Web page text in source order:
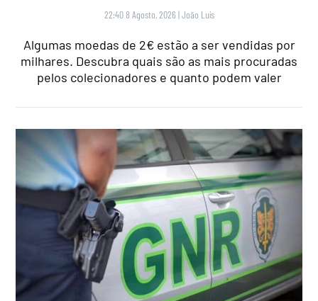
22:40 8 Agosto, 2026 |João Luís
Algumas moedas de 2€ estão a ser vendidas por
milhares. Descubra quais são as mais procuradas
pelos colecionadores e quanto podem valer